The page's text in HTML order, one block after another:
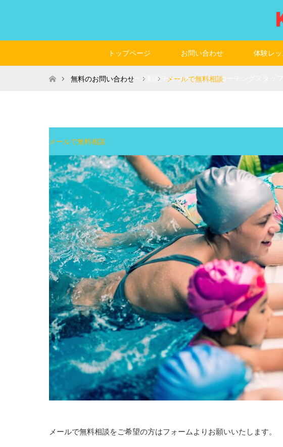
トップページ お問い合わせ 体験レ
レース動画チェック コーチングスタッフ
ホーム無料のお問い合わせ メールで無料相談
メールで無料相談
メールで無料相談をご希望の方はフォームよりお願いいたします。